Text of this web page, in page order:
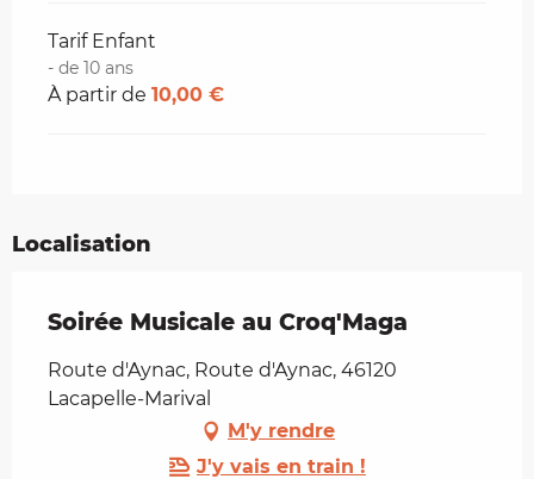
Tarif Enfant
- de 10 ans
À partir de 10,00 €
Localisation
Soirée Musicale au Croq'Maga
Route d'Aynac, Route d'Aynac, 46120
Lacapelle-Marival
M'y rendre
J'y vais en train !